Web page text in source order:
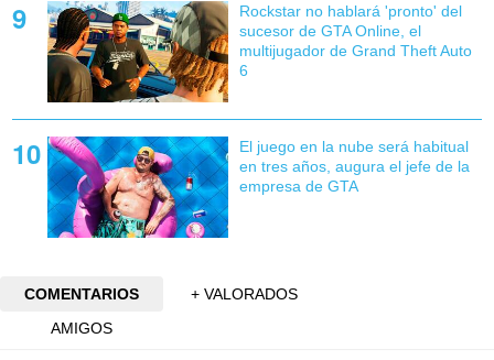
Rockstar no hablará 'pronto' del
sucesor de GTA Online, el
multijugador de Grand Theft Auto
6
El juego en la nube será habitual
en tres años, augura el jefe de la
empresa de GTA
COMENTARIOS
+ VALORADOS
AMIGOS